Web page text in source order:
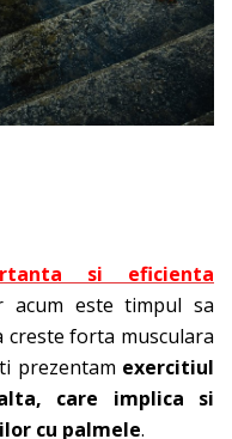
si eficienta
acum este timpul sa
creste forta musculara
prezentam exercitiul
care implica si
cu palmele.